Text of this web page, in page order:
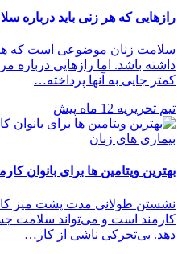
رازهایی که هر زنی باید درباره
سلامت زنان موضوعی است که هر
داشته باشد. اما رازهایی درباره
کمتر جایی به آنها پرداخته…
تیم تحریریه 12 ماه پیش
بیماری های زنان
بهترین ویتامین ها برای بانوان
نشستن طولانی مدت پشت میز
کارمند است و می‌تواند سلامت
دهد. بی‌تحرکی ناشی از کار…